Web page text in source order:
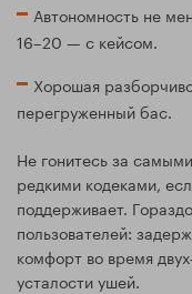
Автономность не
16–20 — с кейсом.
Хорошая
перегруженный бас.
Не гонитесь за
редкими кодеками,
поддерживает.
пользователей:
комфорт во время
усталости ушей.